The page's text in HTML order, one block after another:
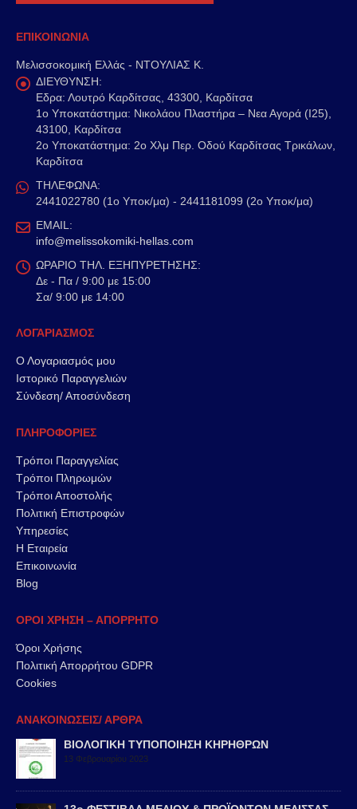
ΕΠΙΚΟΙΝΩΝΙΑ
Μελισσοκομική Ελλάς - ΝΤΟΥΛΙΑΣ Κ.
ΔΙΕΥΘΥΝΣΗ:
Εδρα: Λουτρό Καρδίτσας, 43300, Καρδίτσα
1o Υποκατάστημα: Νικολάου Πλαστήρα – Νεα Αγορά (Ι25),
43100, Καρδίτσα
2o Υποκατάστημα: 2ο Χλμ Περ. Οδού Καρδίτσας Τρικάλων,
Καρδίτσα
ΤΗΛΕΦΩΝΑ:
2441022780 (1ο Υποκ/μα) - 2441181099 (2ο Υποκ/μα)
EMAIL:
info@melissokomiki-hellas.com
ΩΡΑΡΙΟ ΤΗΛ. ΕΞΗΠΥΡΕΤΗΣΗΣ:
Δε - Πα / 9:00 με 15:00
Σα/ 9:00 με 14:00
ΛΟΓΑΡΙΑΣΜΟΣ
Ο Λογαριασμός μου
Ιστορικό Παραγγελιών
Σύνδεση/ Αποσύνδεση
ΠΛΗΡΟΦΟΡΙΕΣ
Τρόποι Παραγγελίας
Τρόποι Πληρωμών
Τρόποι Αποστολής
Πολιτική Επιστροφών
Υπηρεσίες
Η Εταιρεία
Επικοινωνία
Blog
ΟΡΟΙ ΧΡΗΣΗ – ΑΠΟΡΡΗΤΟ
Όροι Χρήσης
Πολιτική Απορρήτου GDPR
Cookies
ΑΝΑΚΟΙΝΩΣΕΙΣ/ ΑΡΘΡΑ
ΒΙΟΛΟΓΙΚΗ ΤΥΠΟΠΟΙΗΣΗ ΚΗΡΗΘΡΩΝ
13 Φεβρουαρίου 2023